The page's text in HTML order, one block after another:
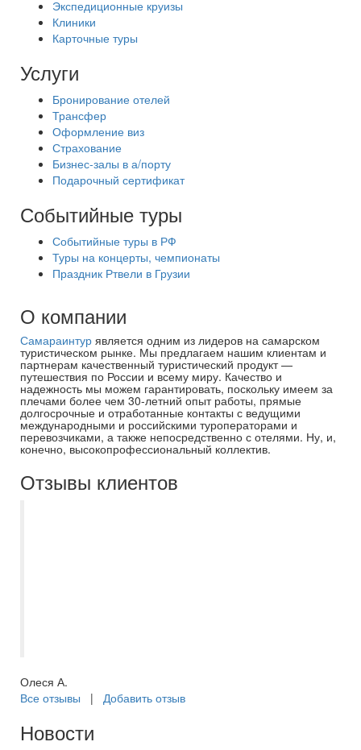
Экспедиционные круизы
Клиники
Карточные туры
Услуги
Бронирование отелей
Трансфер
Оформление виз
Страхование
Бизнес-залы в а/порту
Подарочный сертификат
Событийные туры
Событийные туры в РФ
Туры на концерты, чемпионаты
Праздник Ртвели в Грузии
О компании
Самараинтур является одним из лидеров на самарском
туристическом рынке. Мы предлагаем нашим клиентам и
партнерам качественный туристический продукт —
путешествия по России и всему миру. Качество и
надежность мы можем гарантировать, поскольку имеем за
плечами более чем 30-летний опыт работы, прямые
долгосрочные и отработанные контакты с ведущими
международными и российскими туроператорами и
перевозчиками, а также непосредственно с отелями. Ну, и,
конечно, высокопрофессиональный коллектив.
Отзывы клиентов
Олеся А.
Все отзывы | Добавить отзыв
Новости